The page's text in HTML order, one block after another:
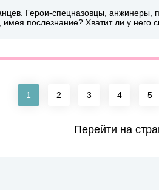
Герои-спецназовцы,
послезнание? Хватит ли у него
1 2 3 4 5
Перейти на